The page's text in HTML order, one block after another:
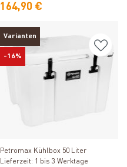
164,90 €
Varianten
-16%
Petromax Kühlbox 50 Liter
Lieferzeit: 1 bis 3 Werktage